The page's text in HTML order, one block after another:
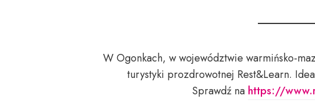
W Ogonkach, w województwie warmińsko-
turystyki prozdrowotnej Rest&Learn.
Sprawdź na https://